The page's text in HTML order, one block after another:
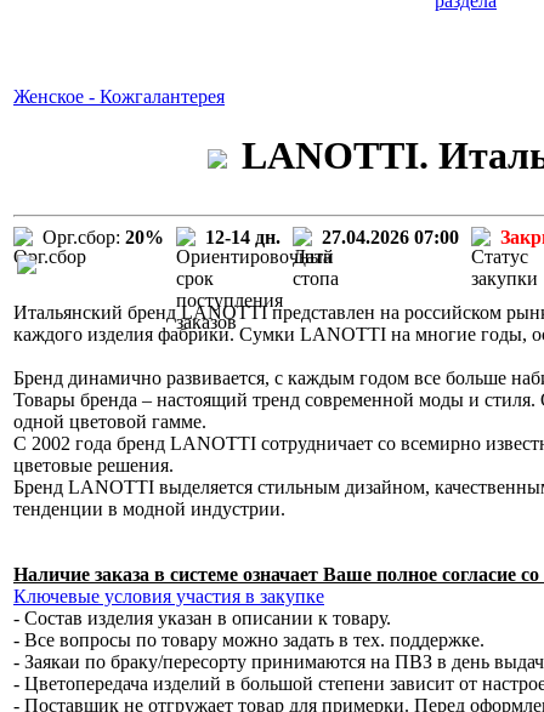
Женское - Кожгалантерея
LANOTTI.
Орг.сбор: 20% 12-14 дн. 27.04.2026 07:00
Итальянский бренд LANOTTI представлен на российском
каждого изделия фабрики. Сумки LANOTTI на многие годы,
Бренд динамично развивается, с каждым годом все больше
Товары бренда – настоящий тренд современной моды и
одной цветовой гамме.
С 2002 года бренд LANOTTI сотрудничает со всемирно
цветовые решения.
Бренд LANOTTI выделяется стильным дизайном,
тенденции в модной индустрии.
Наличие заказа в системе означает Ваше полное согласие
Ключевые условия участия в закупке
- Состав изделия указан в описании к товару.
- Все вопросы по товару можно задать в тех. поддержке.
- Заякаи по браку/пересорту принимаются на ПВЗ в день
- Цветопередача изделий в большой степени зависит от
- Поставщик не отгружает товар для примерки. Перед